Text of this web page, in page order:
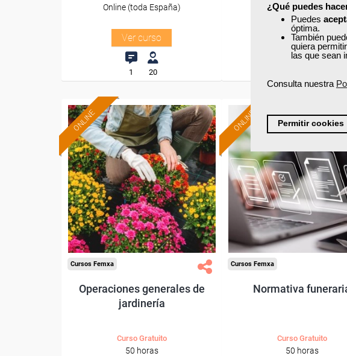
¿Qué puedes
Puedes
óptima.
También
quiera
las que sean
Consulta nuestra
Permitir cookies
Online (toda España)
Ver curso
1 20
Online (toda España)
Ver curso
ONLINE
Formación 100%
subvencionada.
Para desempleados,
trabajadores y autónomos.
Sector
-Mediambiente.
Cursos Femxa
Operaciones generales de
jardinería
Curso Gratuito
50 horas
ONLINE
subvencionada.
Para desempleados,
trabajadores y autónomos.
Sector
-Otros Servicios.
Cursos Femxa
Normativa
Curso Gratuito
50 horas